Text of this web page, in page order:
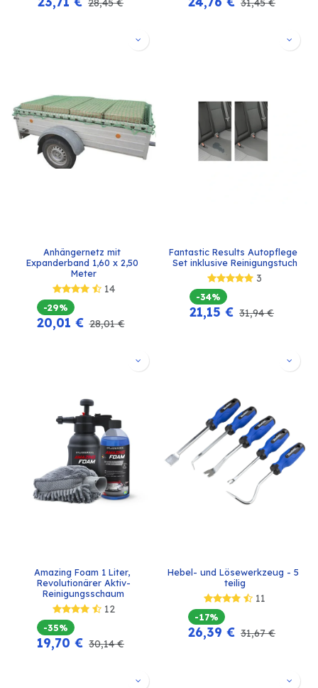
28,45€ 31,45€
Anhängernetz mit
Expanderband 1,60 x 2,50
Meter
14
-29%
20,01 € 28,01€
Fantastic Results Autopflege
Set inklusive Reinigungstuch
3
-34%
21,15 € 31,94€
Amazing Foam 1 Liter,
Revolutionärer Aktiv-
Reinigungsschaum
12
-35%
19,70 € 30,14€
Hebel- und Lösewerkzeug - 5
teilig
11
-17%
26,39 € 31,67€